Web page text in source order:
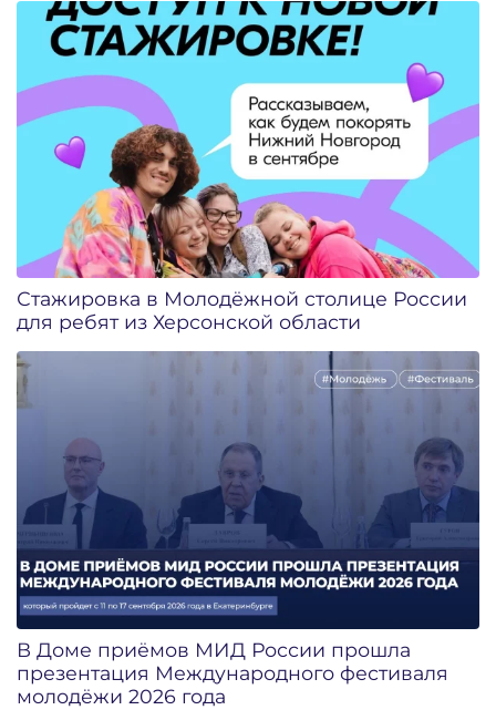
Стажировка в Молодёжной столице России
для ребят из Херсонской области
В Доме приёмов МИД России прошла
презентация Международного фестиваля
молодёжи 2026 года